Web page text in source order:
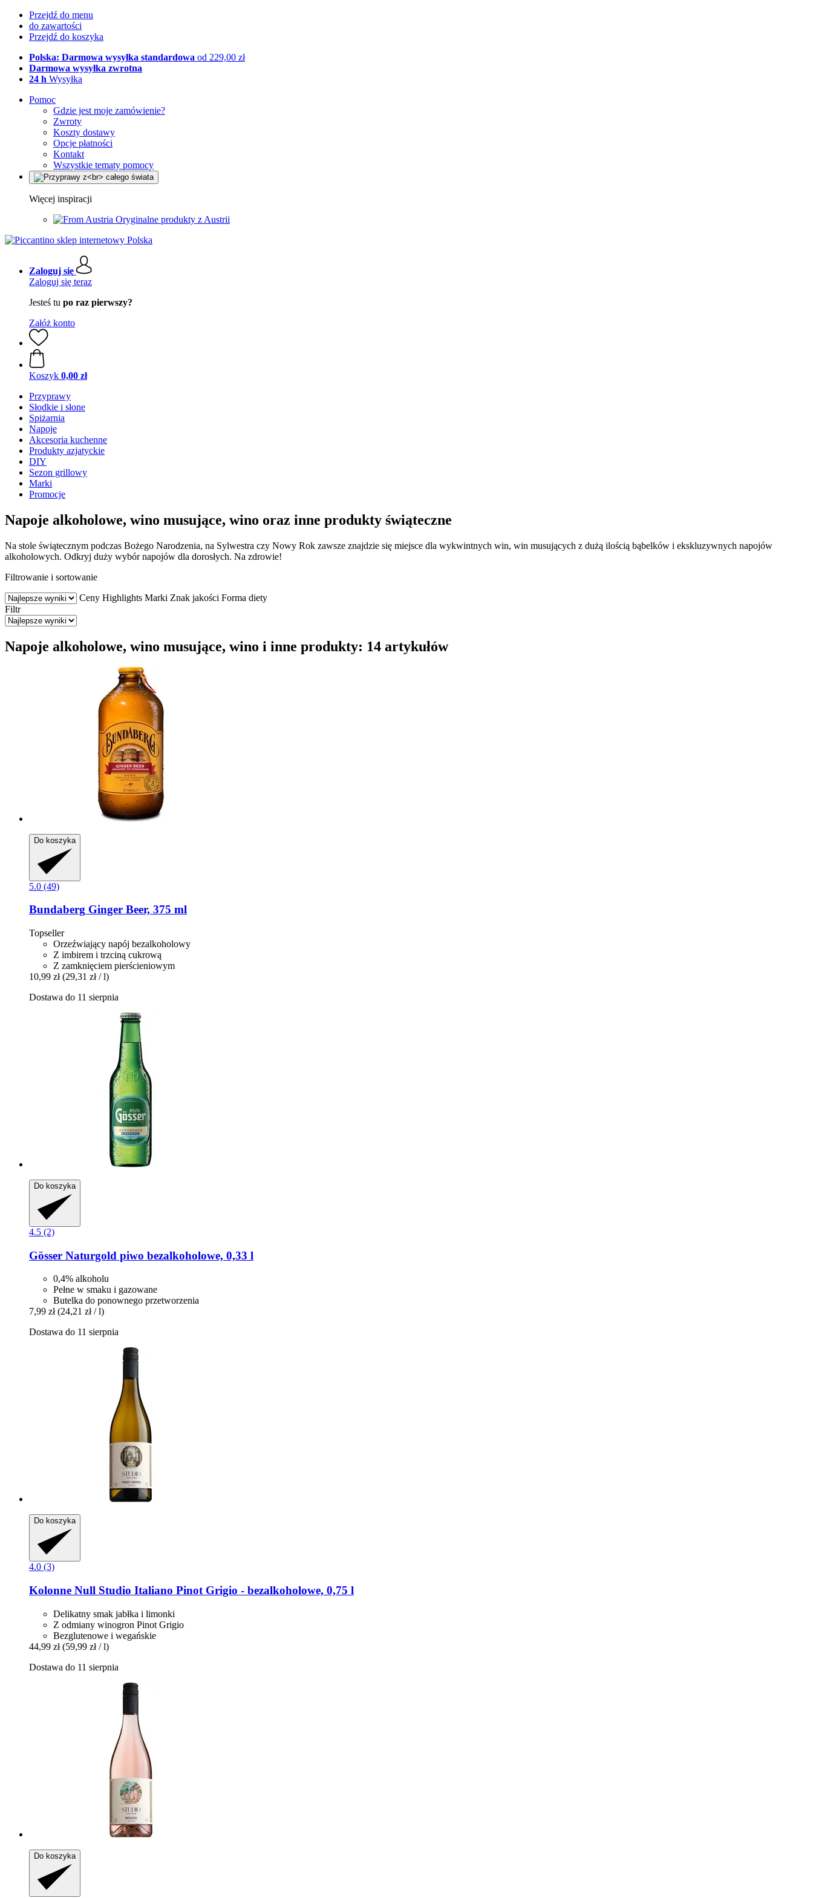
Przejdź do menu
do zawartości
Przejdź do koszyka
Polska: Darmowa wysyłka standardowa od 229,00 zł
Darmowa wysyłka zwrotna
24 h Wysyłka
Pomoc
Gdzie jest moje zamówienie?
Zwroty
Koszty dostawy
Opcje płatności
Kontakt
Wszystkie tematy pomocy
Więcej inspiracji
Oryginalne produkty z Austrii
Zaloguj się
Zaloguj się teraz
Jesteś tu po raz pierwszy?
Załóż konto
Koszyk 0,00 zł
Przyprawy
Słodkie i słone
Spiżarnia
Napoje
Akcesoria kuchenne
Produkty azjatyckie
DIY
Sezon grillowy
Marki
Promocje
Napoje alkoholowe, wino musujące, wino oraz inne produkty świąteczne
Na stole świątecznym podczas Bożego Narodzenia, na Sylwestra czy Nowy Rok zawsze znajdzie się miejsce dla wykwintnych win, win musujących z dużą ilością bąbelków i ekskluzywnych napojów
alkoholowych. Odkryj duży wybór napojów dla dorosłych. Na zdrowie!
Filtrowanie i sortowanie
Ceny Highlights Marki Znak jakości Forma diety
Filtr
Napoje alkoholowe, wino musujące, wino i inne produkty: 14 artykułów
Do koszyka
5.0 (49)
Bundaberg Ginger Beer, 375 ml
Topseller
Orzeźwiający napój bezalkoholowy
Z imbirem i trzciną cukrową
Z zamknięciem pierścieniowym
10,99 zł (29,31 zł / l)
Dostawa do 11 sierpnia
Do koszyka
4.5 (2)
Gösser Naturgold piwo bezalkoholowe, 0,33 l
0,4% alkoholu
Pełne w smaku i gazowane
Butelka do ponownego przetworzenia
7,99 zł (24,21 zł / l)
Dostawa do 11 sierpnia
Do koszyka
4.0 (3)
Kolonne Null Studio Italiano Pinot Grigio -​ bezalkoholowe, 0,75 l
Delikatny smak jabłka i limonki
Z odmiany winogron Pinot Grigio
Bezglutenowe i wegańskie
44,99 zł (59,99 zł / l)
Dostawa do 11 sierpnia
Do koszyka